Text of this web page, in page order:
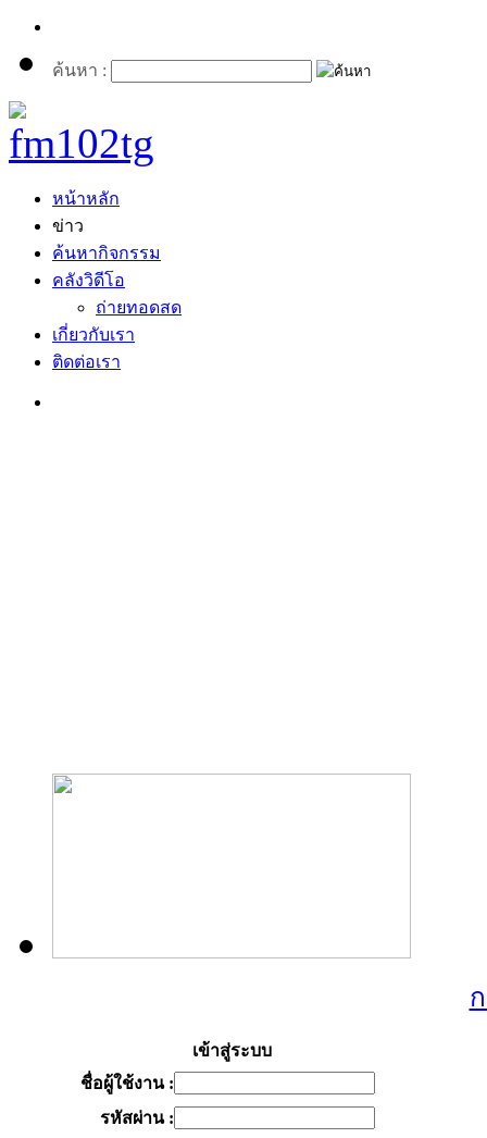
ค้นหา :
หน้าหลัก
ข่าว
ค้นหากิจกรรม
คลังวิดีโอ
ถ่ายทอดสด
เกี่ยวกับเรา
ติดต่อเรา
เข้าสู่ระบบ
ชื่อผู้ใช้งาน :
รหัสผ่าน :